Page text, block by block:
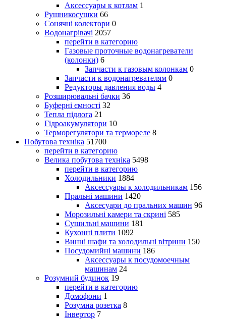
Аксессуары к котлам 1
Рушникосушки 66
Сонячні колектори 0
Водонагрівачі 2057
перейти в категорию
Газовые проточные водонагреватели
(колонки) 6
Запчасти к газовым колонкам 0
Запчасти к водонагревателям 0
Редукторы давления воды 4
Розширювальні бачки 36
Буферні ємності 32
Тепла підлога 21
Гідроакумулятори 10
Терморегулятори та термореле 8
Побутова техніка 51700
перейти в категорию
Велика побутова техніка 5498
перейти в категорию
Холодильники 1884
Аксессуары к холодильникам 156
Пральні машини 1420
Аксесуари до пральних машин 96
Морозильні камери та скрині 585
Сушильні машини 181
Кухонні плити 1092
Винні шафи та холодильні вітрини 150
Посудомийні машини 186
Аксессуары к посудомоечным
машинам 24
Розумний будинок 19
перейти в категорию
Домофони 1
Розумна розетка 8
Інвертор 7